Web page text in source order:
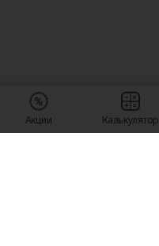
Акции Калькулятор